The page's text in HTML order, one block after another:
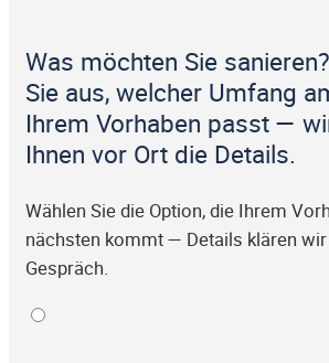
Was möchten Sie sanieren?
Sie aus, welcher Umfang
Ihrem Vorhaben passt —
Ihnen vor Ort die Details.
Wählen Sie die Option, die Ihrem
nächsten kommt — Details klären
Gespräch.